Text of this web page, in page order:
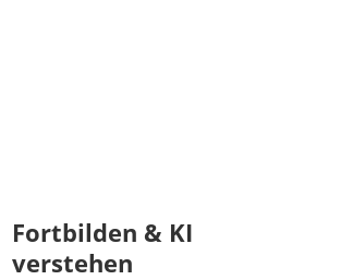
Fortbilden & KI
verstehen